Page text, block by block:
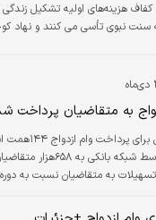
کفاف هزینه‌های اولیه تشکیل
سنت نبوی تأسی می کنند و نهاد
تکلیف و
۱۳۴همت از سهمیه
تسهیلات به متقاضیان نسبت به